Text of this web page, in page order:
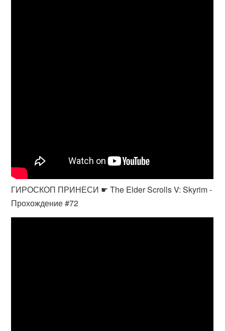
ГИРОСКОП ПРИНЕСИ ☛ The Elder Scrolls V: Skyrim -
Прохождение #72